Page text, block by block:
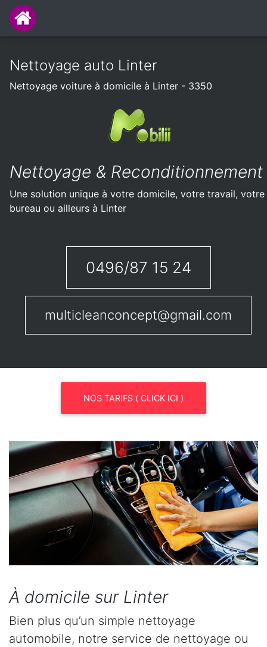
Nettoyage auto Linter
Nettoyage voiture à domicile à Linter - 3350
Nettoyage & Reconditionnement
Une solution unique à votre domicile, votre travail, votre
bureau ou ailleurs à Linter
0496/87 15 24
multicleanconcept@gmail.com
NOS TARIFS ( CLICK ICI )
À domicile sur Linter
Bien plus qu’un simple nettoyage
automobile, notre service de nettoyage ou